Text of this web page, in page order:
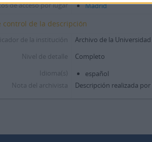
de acceso por lugar Madrid
control de la descripción
de la institución
Archivo de la Universidad
Nivel de detalle
Completo
Idioma(s)
español
Nota del archivista
Descripción realizada